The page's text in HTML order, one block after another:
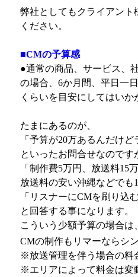
弊社としてもクライアント
ください。
■CMの予算感
●通常の商品、サービス、
の場合、6か月間、平日一
くらいを目安にしてはいか
たまにあるのが、
「予算が20万あるんだけ
といったお問合せなのです
「制作費5万円、放送料15万
放送料の安い沖縄などでも
「リスナーにCMを刷り込
と回答する事になります。
こういう少額予算の場合は、
CMの制作もリマーならシ
※放送管理を伴う場合の料
※エリアによって料金は変